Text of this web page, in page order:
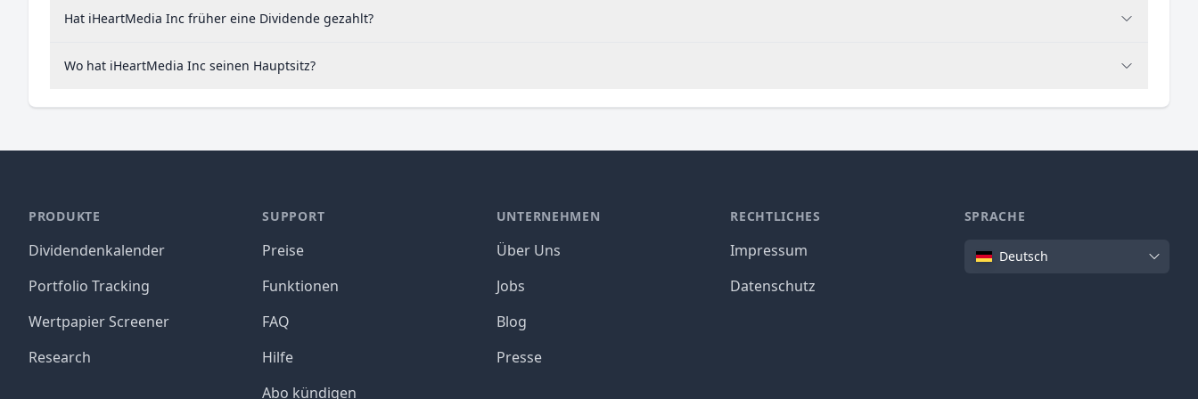
Hat iHeartMedia Inc früher eine Dividende gezahlt?
Wo hat iHeartMedia Inc seinen Hauptsitz?
PRODUKTE
Dividendenkalender
Portfolio Tracking
Wertpapier Screener
Research
SUPPORT
Preise
Funktionen
FAQ
Hilfe
Abo kündigen
UNTERNEHMEN
Über Uns
Jobs
Blog
Presse
RECHTLICHES
Impressum
Datenschutz
SPRACHE
SpracheDeutsch